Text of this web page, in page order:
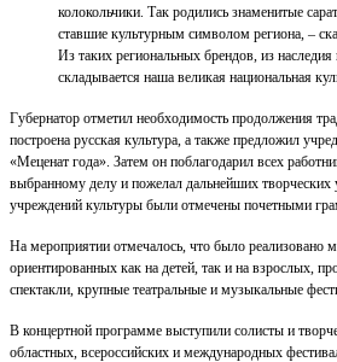
колокольчики. Так родились знаменитые
ставшие культурным символом региона, –
Из таких региональных брендов, из наследия
складывается наша великая национальная
Губернатор отметил необходимость продолжения
построена русская культура, а также предложил
«Меценат года». Затем он поблагодарил всех
выбранному делу и пожелал дальнейших
учреждений культуры были отмечены почетными
На мероприятии отмечалось, что было реализовано
ориентированных как на детей, так и на взрослых,
спектакли, крупные театральные и музыкальные
В концертной программе выступили солисты и
областных, всероссийских и международных